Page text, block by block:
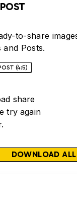
to-share
and Posts.
(4:5)
share
try again
DOWNLOAD ALL